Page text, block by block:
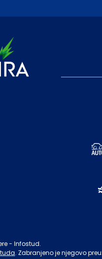
- Infostud.
. Zabranjeno je njegovo